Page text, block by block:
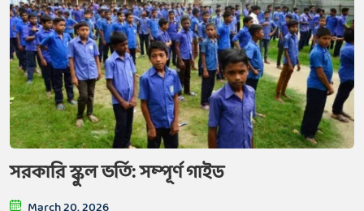
সরকারি স্কুল ভর্তি: সম্পূর্ণ গাইড